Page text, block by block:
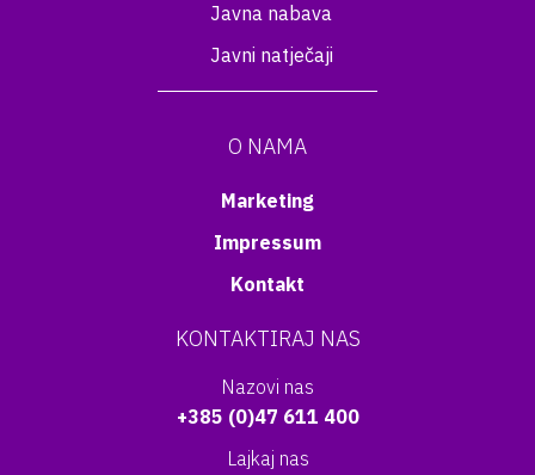
Javna nabava
Javni natječaji
O NAMA
Marketing
Impressum
Kontakt
KONTAKTIRAJ NAS
Nazovi nas
+385 (0)47 611 400
Lajkaj nas